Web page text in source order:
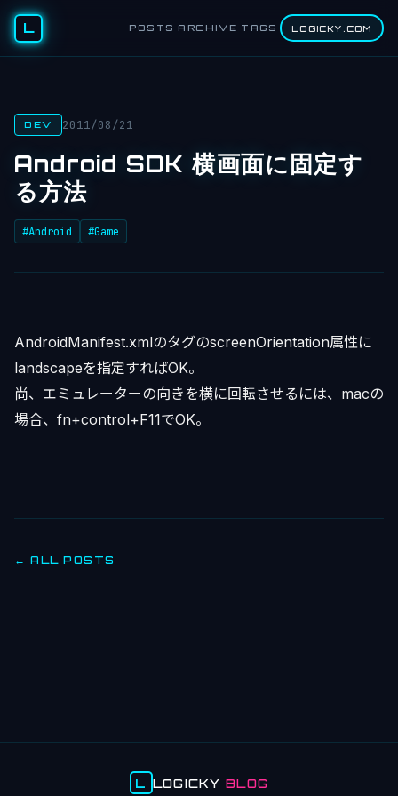
L POSTS ARCHIVE TAGS LOGICKY.COM
DEV 2011/08/21
Android SDK 横画面に固定す
る方法
#Android #Game
AndroidManifest.xmlのタグのscreenOrientation属性に
landscapeを指定すればOK。
尚、エミュレーターの向きを横に回転させるには、macの
場合、fn+control+F11でOK。
← ALL POSTS
L LOGICKYBLOG